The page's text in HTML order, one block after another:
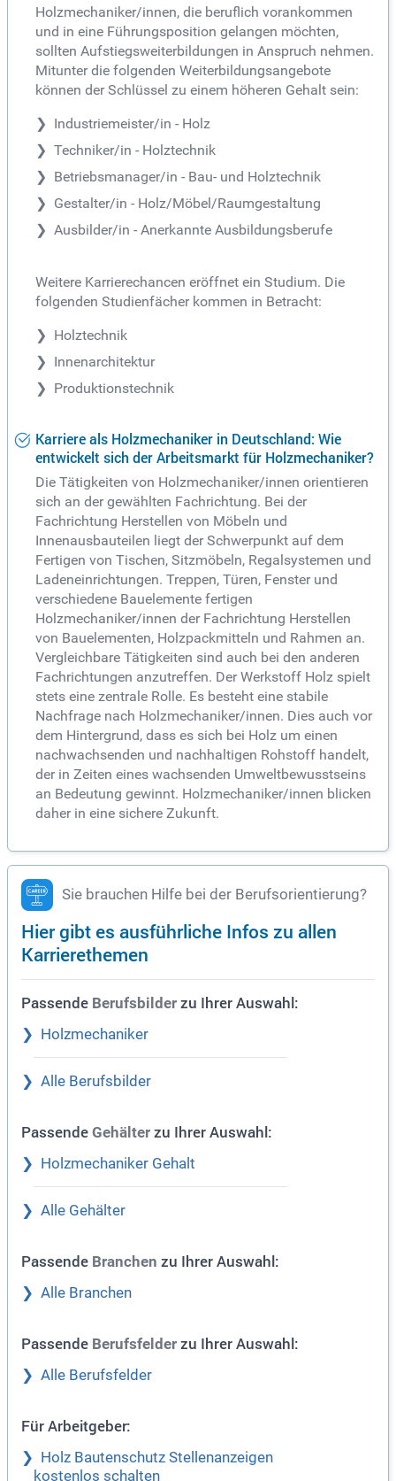
Holzmechaniker/innen, die beruflich vorankommen
und in eine Führungsposition gelangen möchten,
sollten Aufstiegsweiterbildungen in Anspruch nehmen.
Mitunter die folgenden Weiterbildungsangebote
können der Schlüssel zu einem höheren Gehalt sein:
Industriemeister/in - Holz
Techniker/in - Holztechnik
Betriebsmanager/in - Bau- und Holztechnik
Gestalter/in - Holz/Möbel/Raumgestaltung
Ausbilder/in - Anerkannte Ausbildungsberufe
Weitere Karrierechancen eröffnet ein Studium. Die
folgenden Studienfächer kommen in Betracht:
Holztechnik
Innenarchitektur
Produktionstechnik
Karriere als Holzmechaniker in Deutschland: Wie
entwickelt sich der Arbeitsmarkt für Holzmechaniker?
Die Tätigkeiten von Holzmechaniker/innen orientieren
sich an der gewählten Fachrichtung. Bei der
Fachrichtung Herstellen von Möbeln und
Innenausbauteilen liegt der Schwerpunkt auf dem
Fertigen von Tischen, Sitzmöbeln, Regalsystemen und
Ladeneinrichtungen. Treppen, Türen, Fenster und
verschiedene Bauelemente fertigen
Holzmechaniker/innen der Fachrichtung Herstellen
von Bauelementen, Holzpackmitteln und Rahmen an.
Vergleichbare Tätigkeiten sind auch bei den anderen
Fachrichtungen anzutreffen. Der Werkstoff Holz spielt
stets eine zentrale Rolle. Es besteht eine stabile
Nachfrage nach Holzmechaniker/innen. Dies auch vor
dem Hintergrund, dass es sich bei Holz um einen
nachwachsenden und nachhaltigen Rohstoff handelt,
der in Zeiten eines wachsenden Umweltbewusstseins
an Bedeutung gewinnt. Holzmechaniker/innen blicken
daher in eine sichere Zukunft.
Sie brauchen Hilfe bei der Berufsorientierung?
Hier gibt es ausführliche Infos zu allen
Karrierethemen
Passende Berufsbilder zu Ihrer Auswahl:
Holzmechaniker
Alle Berufsbilder
Passende Gehälter zu Ihrer Auswahl:
Holzmechaniker Gehalt
Alle Gehälter
Passende Branchen zu Ihrer Auswahl:
Alle Branchen
Passende Berufsfelder zu Ihrer Auswahl:
Alle Berufsfelder
Für Arbeitgeber:
Holz Bautenschutz Stellenanzeigen
kostenlos schalten